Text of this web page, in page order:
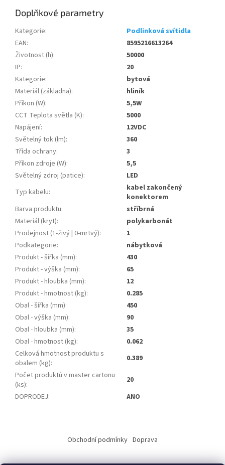
Doplňkové parametry
Kategorie:
Podlinková svítidla
EAN:
8595216613264
Životnost (h):
50000
IP:
20
Kategorie:
bytová
Materiál (základna):
hliník
Příkon (W):
5,5W
CCT Teplota světla (K):
5000
Napájení:
12VDC
Světelný tok (lm):
360
Třída ochrany:
3
Příkon zdroje (W):
5,5
Světelný zdroj (patice):
LED
Typ kabelu:
kabel zakončený
konektorem
Barva produktu:
stříbrná
Materiál (kryt):
polykarbonát
Prodejnost (1-živý | 0-mrtvý):
1
Podkategorie:
nábytková
Produkt - šířka (mm):
430
Produkt - výška (mm):
65
Produkt - hloubka (mm):
12
Produkt - hmotnost (kg):
0.285
Obal - šířka (mm):
450
Obal - výška (mm):
90
Obal - hloubka (mm):
35
Obal - hmotnost (kg):
0.062
Celková hmotnost produktu s
obalem (kg):
0.389
Počet produktů v master cartonu
(ks):
20
DOPRODEJ: ANO
a
Obchodní podmínky Doprava